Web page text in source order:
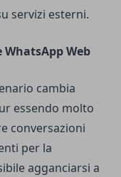
servizi esterni.
Web
cambia
essendo molto
conversazioni
per la
agganciarsi a